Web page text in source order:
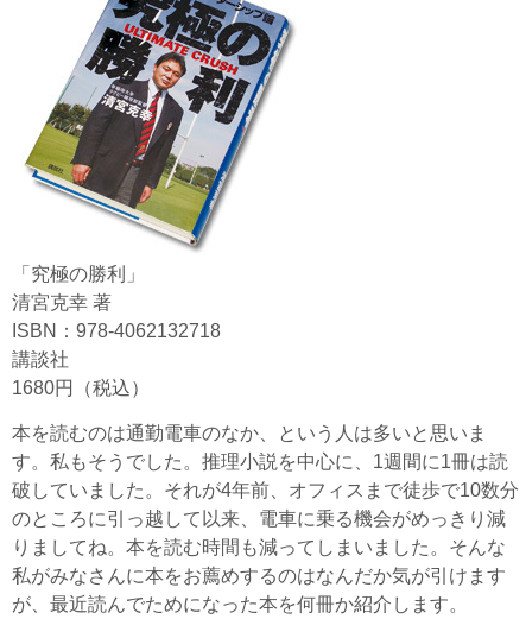
「究極の勝利」
清宮克幸 著
ISBN：978-4062132718
講談社
1680円（税込）
本を読むのは通勤電車のなか、という人は多いと思いま
す。私もそうでした。推理小説を中心に、1週間に1冊は読
破していました。それが4年前、オフィスまで徒歩で10数分
のところに引っ越して以来、電車に乗る機会がめっきり減
りましてね。本を読む時間も減ってしまいました。そんな
私がみなさんに本をお薦めするのはなんだか気が引けます
が、最近読んでためになった本を何冊か紹介します。